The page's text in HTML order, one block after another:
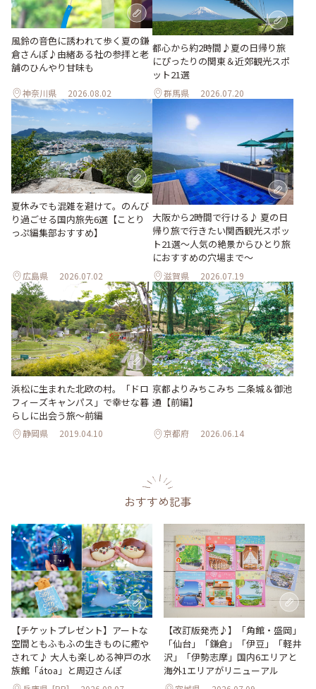
風鈴の音色に誘われて歩く夏の鎌
倉さんぽ♪由緒ある社の参拝と老
舗のひんやり甘味も
神奈川県 2026.08.02
都心から約2時間♪夏の日帰り旅
にぴったりの関東＆近郊観光スポ
ット21選
群馬県 2026.07.20
夏休みでも混雑を避けて。のんび
り過ごせる国内旅先6選【ことり
っぷ編集部おすすめ】
広島県 2026.07.02
大阪から2時間で行ける♪ 夏の日
帰り旅で行きたい関西観光スポッ
ト21選～人気の絶景からひとり旅
におすすめの穴場まで～
滋賀県 2026.07.19
浜松に生まれた北欧の村。「ドロ
フィーズキャンパス」で幸せな暮
らしに出会う旅～前編
静岡県 2019.04.10
京都よりみちこみち 二条城＆御池
通【前編】
京都府 2026.06.14
おすすめ記事
【チケットプレゼント】アートな
空間ともふもふの生きものに癒や
されて♪ 大人も楽しめる神戸の水
族館「átoa」と周辺さんぽ
【改訂版発売♪】「角館・盛岡」
「仙台」「鎌倉」「伊豆」「軽井
沢」「伊勢志摩」国内6エリアと
海外1エリアがリニューアル